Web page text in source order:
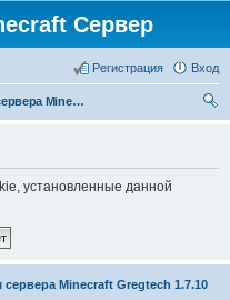
Сервер
Вход
Регистрация
Форум сервера Minecraft Gregtech 1.7.10
установленные данной
Minecraft Gregtech 1.7.10